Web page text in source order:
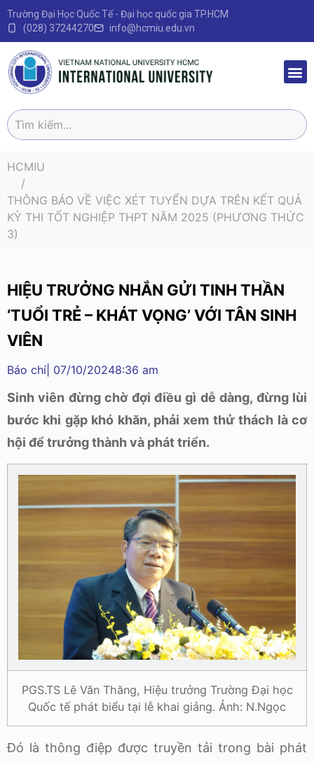
Trường Đại Học Quốc Tế - Đại học quốc gia TP.HCM
(028) 37244270
info@hcmiu.edu.vn
HCMIU
THÔNG BÁO VỀ VIỆC XÉT TUYỂN DỰA TRÊN KẾT QUẢ
KỲ THI TỐT NGHIỆP THPT NĂM 2025 (PHƯƠNG THỨC
3)
HIỆU TRƯỞNG NHẮN GỬI TINH THẦN
‘TUỔI TRẺ – KHÁT VỌNG’ VỚI TÂN SINH
VIÊN
Báo chí 07/10/20248:36 am
Sinh viên đừng chờ đợi điều gì dễ dàng, đừng lùi
bước khi gặp khó khăn, phải xem thử thách là cơ
hội để trưởng thành và phát triển.
PGS.TS Lê Văn Thăng, Hiệu trưởng Trường Đại học
Quốc tế phát biểu tại lễ khai giảng. Ảnh: N.Ngọc
Đó là thông điệp được truyền tải trong bài phát